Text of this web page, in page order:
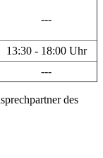
---
13:30 - 18:00 Uhr
---
des